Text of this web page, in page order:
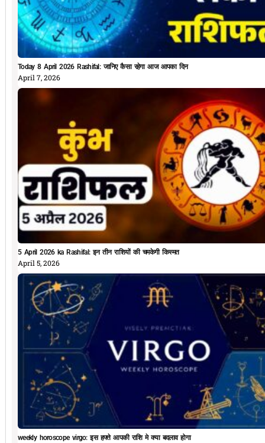
Today 8 April 2026 Rashifal: जानिए कैसा रहेगा आज आपका दिन
April 7, 2026
5 April 2026 ka Rashifal: इन तीन राशियों की चमकेगी किस्मत
April 5, 2026
weekly horoscope virgo: इस हफ्ते आपकी राशि मे क्या बदलाव होगा